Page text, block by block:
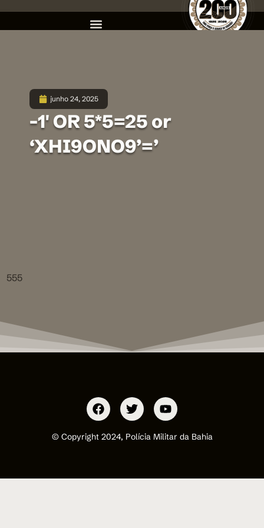
junho 24, 2025
-1′ OR 5*5=25 or
‘XHI9ONO9’=’
555
© Copyright 2024, Polícia Militar da Bahia